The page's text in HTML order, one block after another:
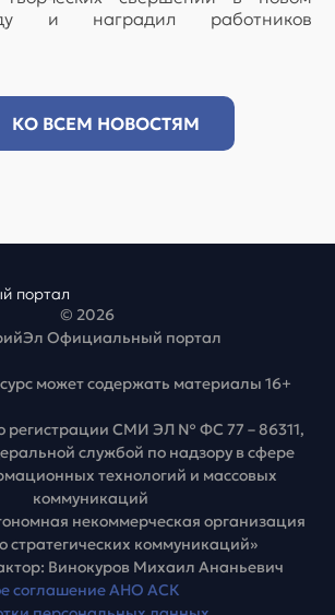
и наградил работников
КО ВСЕМ НОВОСТЯМ
портал
© 2026
Официальный портал
может содержать материалы 16+
регистрации СМИ ЭЛ № ФС 77 – 86311,
службой по надзору в сфере
технологий и массовых
коммуникаций
некоммерческая организация
стратегических коммуникаций»
Винокуров Михаил Ананьевич
соглашение АНО АСК